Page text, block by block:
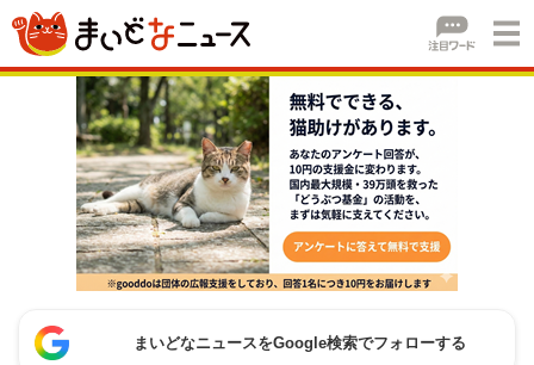
まいどなニュースをGoogle検索でフォローする